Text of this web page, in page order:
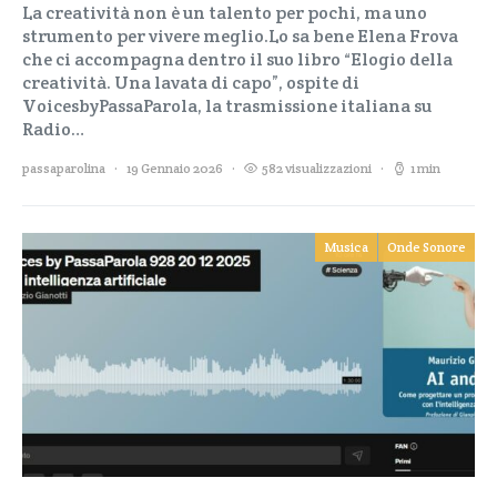
La creatività non è un talento per pochi, ma uno
strumento per vivere meglio.Lo sa bene Elena Frova
che ci accompagna dentro il suo libro “Elogio della
creatività. Una lavata di capo”, ospite di
VoicesbyPassaParola, la trasmissione italiana su
Radio…
passaparolina 19 Gennaio 2026 582 visualizzazioni 1 min
Musica Onde Sonore